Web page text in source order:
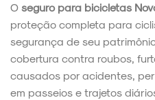
O seguro para bicicletas
proteção completa para
segurança de seu
cobertura contra roubos,
causados por acidentes,
em passeios e trajetos